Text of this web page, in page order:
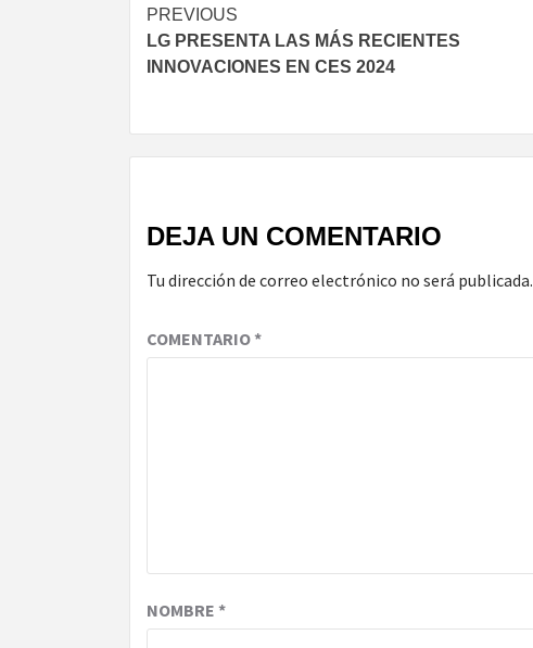
Post
navigation
PREVIOUS
LG PRESENTA LAS MÁS RECIENTES
INNOVACIONES EN CES 2024
DEJA UN COMENTARIO
Tu dirección de correo electrónico no será publicada.
COMENTARIO*
NOMBRE *